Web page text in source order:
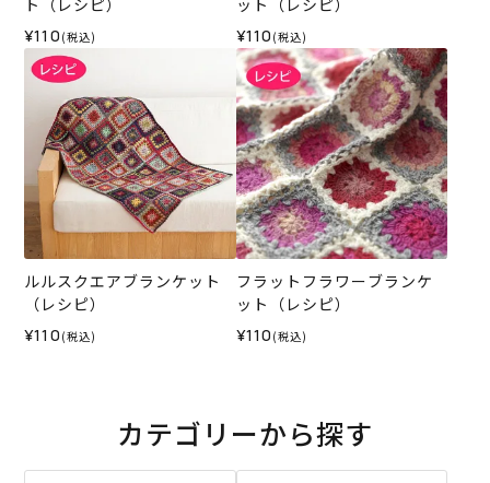
¥110 (税込) ¥110 (税込)
ルルスクエアブランケット
（レシピ）
¥110 (税込)
フラットフラワーブランケ
ット（レシピ）
¥110 (税込)
カテゴリーから探す